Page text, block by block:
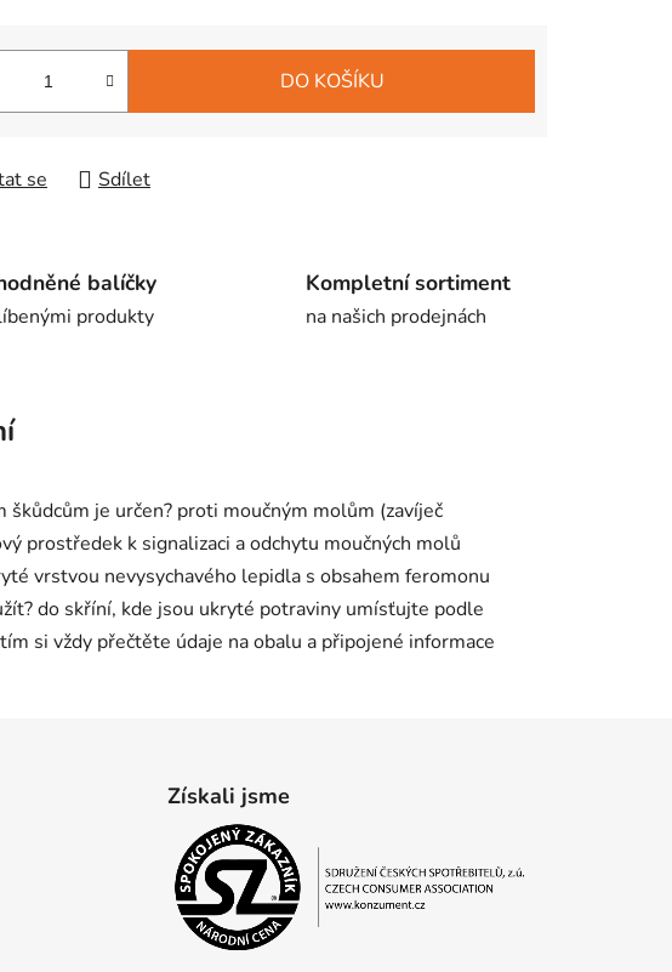
DO KOŠÍKU
se Sdílet
balíčky
produkty
Kompletní sortiment
na našich prodejnách
je určen? proti moučným molům (zavíječ
prostředek k signalizaci a odchytu moučných molů
vrstvou nevysychavého lepidla s obsahem feromonu
do skříní, kde jsou ukryté potraviny umísťujte podle
si vždy přečtěte údaje na obalu a připojené informace
Získali jsme